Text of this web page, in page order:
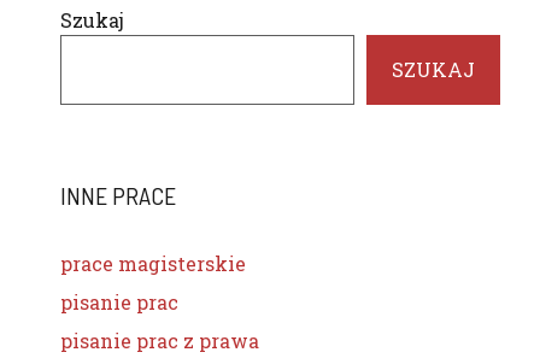
Szukaj
SZUKAJ
INNE PRACE
prace magisterskie
pisanie prac
pisanie prac z prawa